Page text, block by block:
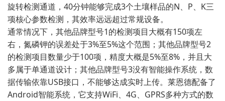
旋转检测通道，40分钟能够完成3个土壤样品的N、P、K三
项核心参数检测，其效率远远超过常规设备。
通常情况下，其他品牌型号1的检测项目大概有150项左
右，氮磷钾的误差处于3%至5%这个范围；其他品牌型号2
的检测项目数量少于100项，精度大概是5%至8%，并且大
多属于单通道设计；其他品牌型号3没有智能操作系统，数
据传输依靠USB接口，不能够达成实时上传。莱恩德配备了
Android智能系统，它支持WiFi、4G、GPRS多种方式的数